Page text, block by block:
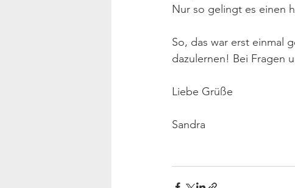
Nur so gelingt es einen
So, das war erst einmal
dazulernen! Bei Fragen
Liebe Grüße
Sandra